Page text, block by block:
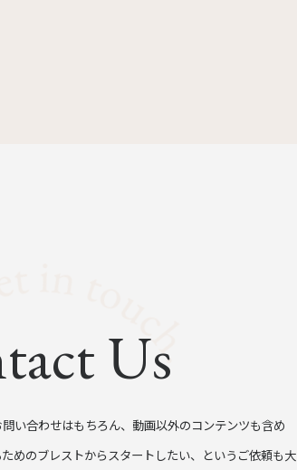
Us
い合わせはもちろん、動画以外のコンテンツも含め
めのブレストからスタートしたい、というご依頼も大